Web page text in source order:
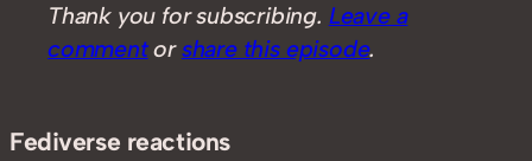
Thank you for subscribing. Leave a
commentorshare this episode.
Fediverse reactions